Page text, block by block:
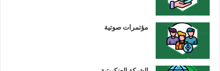
مؤتمرات صوتية